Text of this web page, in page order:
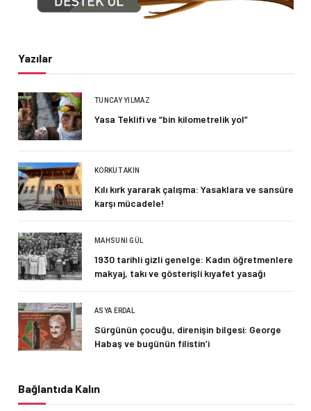
Yazılar
TUNCAY YILMAZ
Yasa Teklifi ve “bin kilometrelik yol”
KORKUT AKIN
Kılı kırk yararak çalışma: Yasaklara ve sansüre
karşı mücadele!
MAHSUNI GÜL
1930 tarihli gizli genelge: Kadın öğretmenlere
makyaj, takı ve gösterişli kıyafet yasağı
ASYA ERDAL
Sürgünün çocuğu, direnişin bilgesi: George
Habaş ve bugünün filistin’i
Bağlantıda Kalın